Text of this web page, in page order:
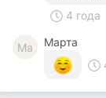
4 года
Ма
Марта